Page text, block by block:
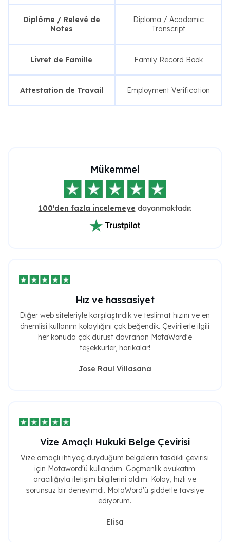
Notes
Transcript
100'den fazla incelemeyedayanmaktadır.
Diğer web siteleriyle karşılaştırdık ve teslimat hızını ve en
önemlisi kullanım kolaylığını çok beğendik. Çevirilerle ilgili
her konuda çok dürüst davranan MotaWord'e
teşekkürler, harikalar!
Vize amaçlı ihtiyaç duyduğum belgelerin tasdikli çevirisi
için Motaword'ü kullandım. Göçmenlik avukatım
aracılığıyla iletişim bilgilerini aldım. Kolay, hızlı ve
sorunsuz bir deneyimdi. MotaWord'ü şiddetle tavsiye
ediyorum.